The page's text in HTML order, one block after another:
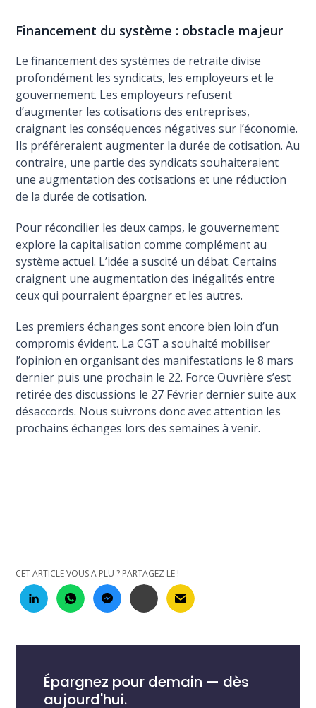
Financement du système : obstacle majeur
Le financement des systèmes de retraite divise
profondément les syndicats, les employeurs et le
gouvernement. Les employeurs refusent
d’augmenter les cotisations des entreprises,
craignant les conséquences négatives sur l’économie.
Ils préféreraient augmenter la durée de cotisation. Au
contraire, une partie des syndicats souhaiteraient
une augmentation des cotisations et une réduction
de la durée de cotisation.
Pour réconcilier les deux camps, le gouvernement
explore la capitalisation comme complément au
système actuel. L’idée a suscité un débat. Certains
craignent une augmentation des inégalités entre
ceux qui pourraient épargner et les autres.
Les premiers échanges sont encore bien loin d’un
compromis évident. La CGT a souhaité mobiliser
l’opinion en organisant des manifestations le 8 mars
dernier puis une prochain le 22. Force Ouvrière s’est
retirée des discussions le 27 Février dernier suite aux
désaccords. Nous suivrons donc avec attention les
prochains échanges lors des semaines à venir.
CET ARTICLE VOUS A PLU ? PARTAGEZ LE !
Épargnez pour demain — dès
aujourd'hui.